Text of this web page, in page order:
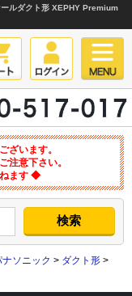
ルダクト形 XEPHY Premium
ざいます。
注意下さい。
ます ◆
ナソニック > ダクト形 >